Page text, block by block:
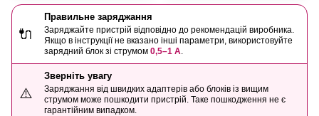
🔌
Правильне заряджання
Заряджайте пристрій відповідно до рекомендацій виробника.
Якщо в інструкції не вказано інші параметри, використовуйте
зарядний блок зі струмом 0,5–1 А.
⚠️
Зверніть увагу
Заряджання від швидких адаптерів або блоків із вищим
струмом може пошкодити пристрій. Таке пошкодження не є
гарантійним випадком.